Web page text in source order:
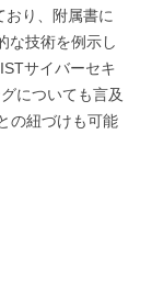
り、附属書に
な技術を例示し
サイバーセキ
についても言及
の紐づけも可能